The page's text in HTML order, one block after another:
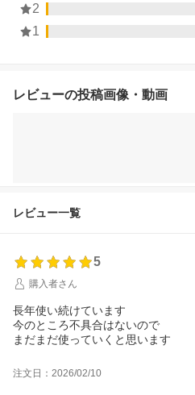
2
1
レビューの投稿画像・動画
レビュー一覧
5
購入者さん
長年使い続けています
今のところ不具合はないので
まだまだ使っていくと思います
注文日：2026/02/10